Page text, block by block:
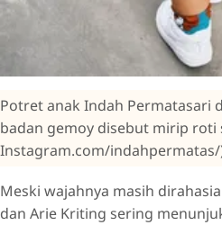
Potret anak Indah Permatasari
badan gemoy disebut mirip roti
Instagram.com/indahpermatas/
Meski wajahnya masih
dan Arie Kriting sering